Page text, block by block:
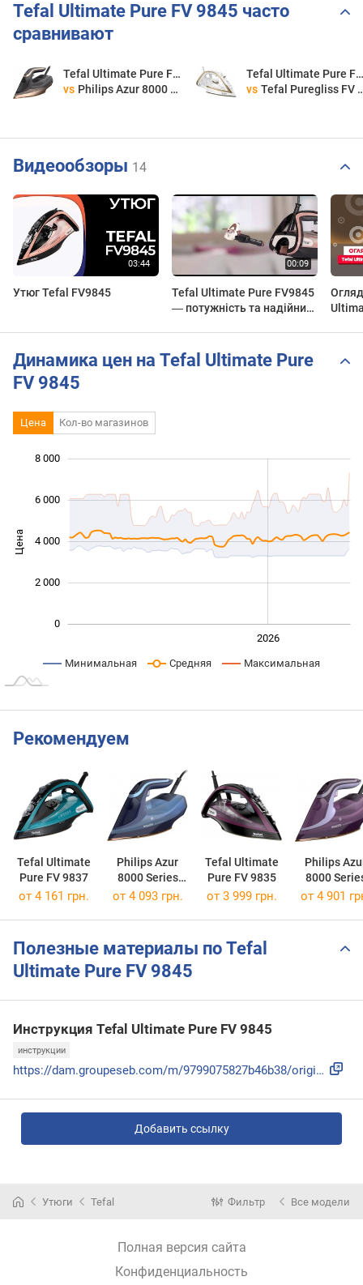
Tefal Ultimate Pure FV 9845 часто
сравнивают
Tefal Ultimate Pure FV 9845
vs Philips Azur 8000 Series DST 8041
Tefal Ultimate Pure FV 9845
vs Tefal Puregliss FV 8042
Видеообзоры 14
Утюг Tefal FV9845
Tefal Ultimate Pure FV9845
― потужність та надійний
Динамика цен на Tefal Ultimate Pure
FV 9845
Цена Кол-во магазинов
Цена 1 000
0
2 000
4 000
6 000
8 000
2026
Минимальная Средняя Максимальная
Рекомендуем
Tefal Ultimate
Pure FV 9837
Philips Azur
8000 Series
DST 8020
Tefal Ultimate
Pure FV 9835
Philips
8000
DST 8021
от 4 161 грн. от 4 093 грн. от 3 999 грн. от 4 901
Полезные материалы по Tefal
Ultimate Pure FV 9845
Инструкция Tefal Ultimate Pure FV 9845
инструкции
https://dam.groupeseb.com/m/9799075827b46b38/original/18001...
Добавить ссылку
Утюги Tefal Фильтр Все модели
Полная версия сайта
Конфиденциальность